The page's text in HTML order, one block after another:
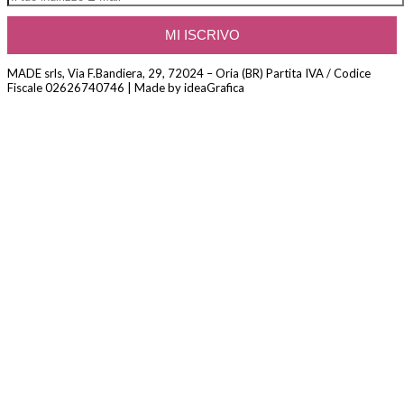
MADE srls, Via F.Bandiera, 29, 72024 – Oria (BR) Partita IVA / Codice
Fiscale 02626740746 | Made by ideaGrafica